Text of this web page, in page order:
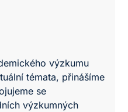
výzkumu
témata, přinášíme
se
výzkumných